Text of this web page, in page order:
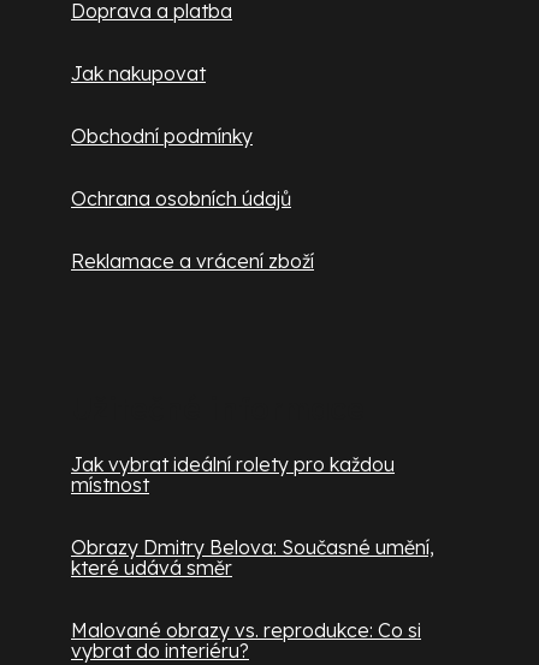
Doprava a platba
Jak nakupovat
Obchodní podmínky
Ochrana osobních údajů
Reklamace a vrácení zboží
Jak vybrat ideální rolety pro každou
místnost
Obrazy Dmitry Belova: Současné umění,
které udává směr
Malované obrazy vs. reprodukce: Co si
vybrat do interiéru?